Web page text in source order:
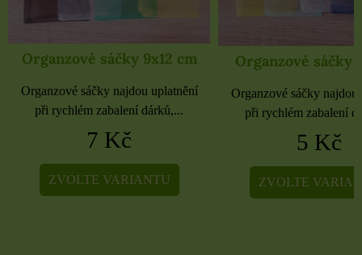
Organzové sáčky 9x12 cm
Organzové sáčky najdou uplatnění
při rychlém zabalení dárků,...
7 Kč
ZVOLTE VARIANTU
Organzové sáčky
Organzové sáčky najdou
při rychlém zabalení
5 Kč
ZVOLTE